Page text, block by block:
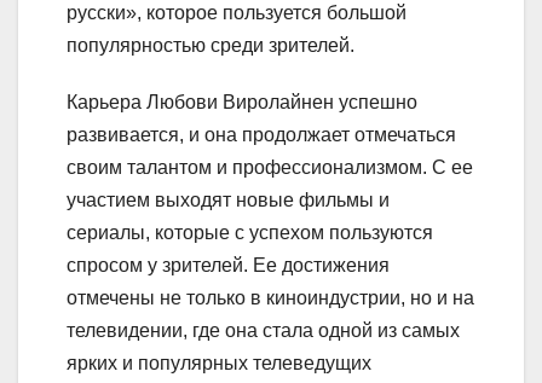
русски», которое пользуется большой
популярностью среди зрителей.
Карьера Любови Виролайнен успешно
развивается, и она продолжает отмечаться
своим талантом и профессионализмом. С ее
участием выходят новые фильмы и
сериалы, которые с успехом пользуются
спросом у зрителей. Ее достижения
отмечены не только в киноиндустрии, но и на
телевидении, где она стала одной из самых
ярких и популярных телеведущих